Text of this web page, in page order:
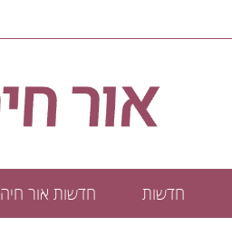
חדשות חדשות אור חיה